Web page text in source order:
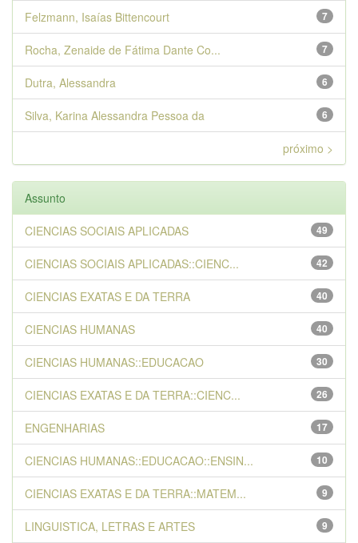
7
Felzmann, Isaías Bittencourt
7
Rocha, Zenaide de Fátima Dante Co...
6
Dutra, Alessandra
6
Silva, Karina Alessandra Pessoa da
próximo >
Assunto
49
CIENCIAS SOCIAIS APLICADAS
42
CIENCIAS SOCIAIS APLICADAS::CIENC...
40
CIENCIAS EXATAS E DA TERRA
40
CIENCIAS HUMANAS
30
CIENCIAS HUMANAS::EDUCACAO
26
CIENCIAS EXATAS E DA TERRA::CIENC...
17
ENGENHARIAS
10
CIENCIAS HUMANAS::EDUCACAO::ENSIN...
9
CIENCIAS EXATAS E DA TERRA::MATEM...
9
LINGUISTICA, LETRAS E ARTES